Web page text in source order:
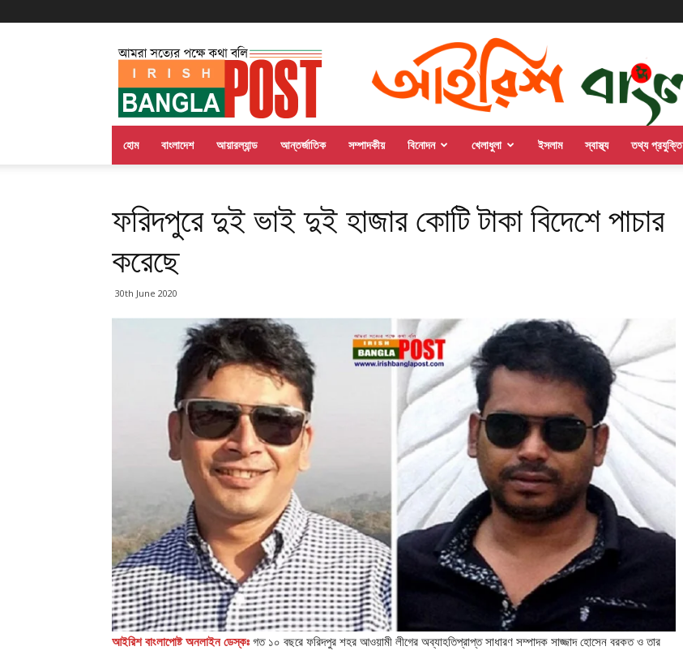
Irish
Bangla
Post
হোম বাংলাদেশ আয়ারল্যান্ড আন্তর্জাতিক সম্পাদকীয় বিনোদন খেলাধুলা ইসলাম স্বাস্থ্য তথ্য প্রযুক্তি
ফরিদপুরে দুই ভাই দুই হাজার কোটি টাকা বিদেশে পাচার
করেছে
30th June 2020
আইরিশ বাংলাপোষ্ট অনলাইন ডেস্কঃ গত ১০ বছরে ফরিদপুর শহর আওয়ামী লীগের অব্যাহতিপ্রাপ্ত সাধারণ সম্পাদক সাজ্জাদ হোসেন বরকত ও তার